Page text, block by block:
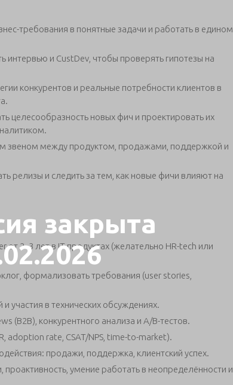
закрыта
требования в понятные задачи и работать в едином
интервью и CustDev, чтобы проверять гипотезы на
конкурентов и реальные потребности клиентов в
целесообразность новых фич и проектировать их
звеном между продуктом, продажами, поддержкой и
релизы и следить за тем, как новые фичи влияют на
2–3 лет в IT-продуктах (желательно HR-tech или
формализовать требования (user stories,
участия в технических обсуждениях.
(B2B), конкурентного анализа и A/B-тестов.
adoption rate, CSAT/NPS, time-to-market).
продажи, поддержка, клиентский успех.
проактивность, умение работать в неопределённости и